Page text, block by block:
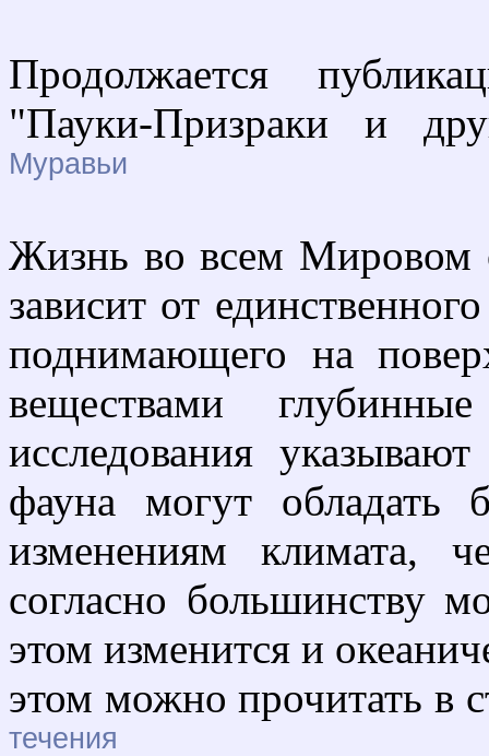
Продолжается
"Пауки-Призраки и
Муравьи
Жизнь во всем Мировом
зависит от
поднимающего на
веществами
исследования
фауна могут обладать
изменениям климата,
согласно большинству
этом изменится и
этом можно прочитать в
течения